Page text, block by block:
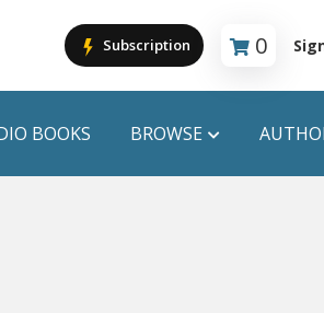
Subscription 0
Cart is empty
BOOKS BROWSE